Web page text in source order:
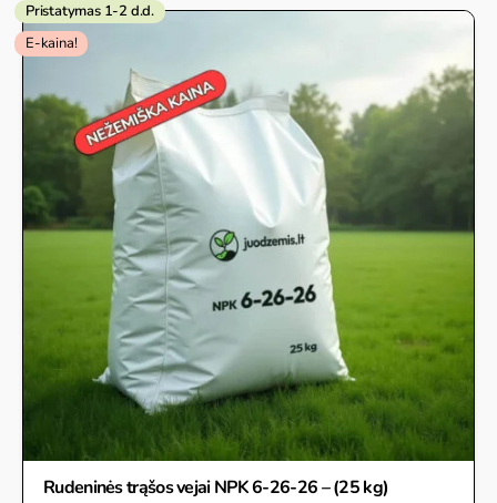
E-kaina!
Pristatymas 1-2 d.d.
Rudeninės trąšos vejai NPK 6-26-26 – (25 kg)
Original
price
was:
39,99 €.
price
is:
29,99 €.